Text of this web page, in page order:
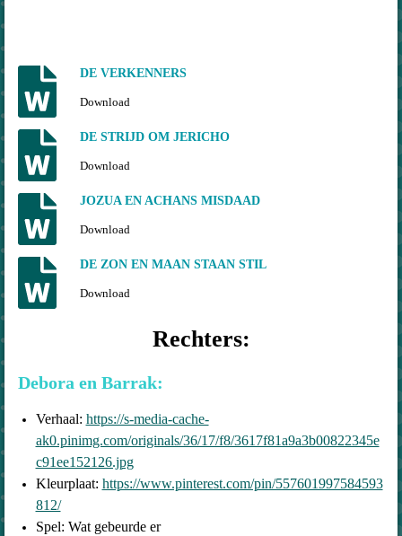
DE VERKENNERS
Download
DE STRIJD OM JERICHO
Download
JOZUA EN ACHANS MISDAAD
Download
DE ZON EN MAAN STAAN STIL
Download
Rechters:
Debora en Barrak:
Verhaal: https://s-media-cache-
ak0.pinimg.com/originals/36/17/f8/3617f81a9a3b00822345e
c91ee152126.jpg
Kleurplaat: https://www.pinterest.com/pin/557601997584593
812/
Spel: Wat gebeurde er